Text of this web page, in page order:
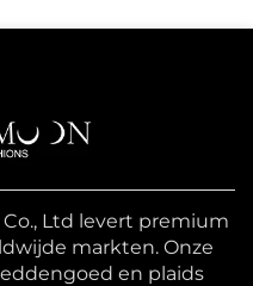
Ltd levert premium
markten. Onze
en plaids